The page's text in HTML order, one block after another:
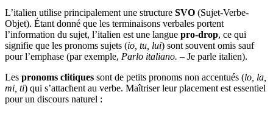
L’italien utilise principalement une structure SVO (Sujet-Verbe-
Objet). Étant donné que les terminaisons verbales portent
l’information du sujet, l’italien est une langue pro-drop, ce qui
signifie que les pronoms sujets (io, tu, lui) sont souvent omis sauf
pour l’emphase (par exemple, Parlo italiano. – Je parle italien).
Les pronoms clitiques sont de petits pronoms non accentués (lo, la,
mi, ti) qui s’attachent au verbe. Maîtriser leur placement est essentiel
pour un discours naturel :